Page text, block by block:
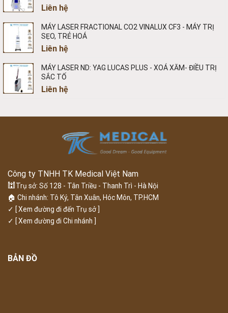
Liên hệ
MÁY LASER FRACTIONAL CO2 VINALUX CF3 - MÁY TRỊ
SẸO, TRẺ HOÁ
Liên hệ
MÁY LASER ND: YAG LUCAS PLUS - XOÁ XĂM- ĐIỀU TRỊ
SẮC TỐ
Liên hệ
Công ty TNHH TK Medical Việt Nam
🕍 Trụ sở: Số 128 - Tân Triều - Thanh Trì - Hà Nội
🏠 Chi nhánh: Tô Ký, Tân Xuân, Hóc Môn, TP.HCM
✓ [ Xem đường đi đến Trụ sở ]
✓ [ Xem đường đi Chi nhánh ]
BẢN ĐỒ